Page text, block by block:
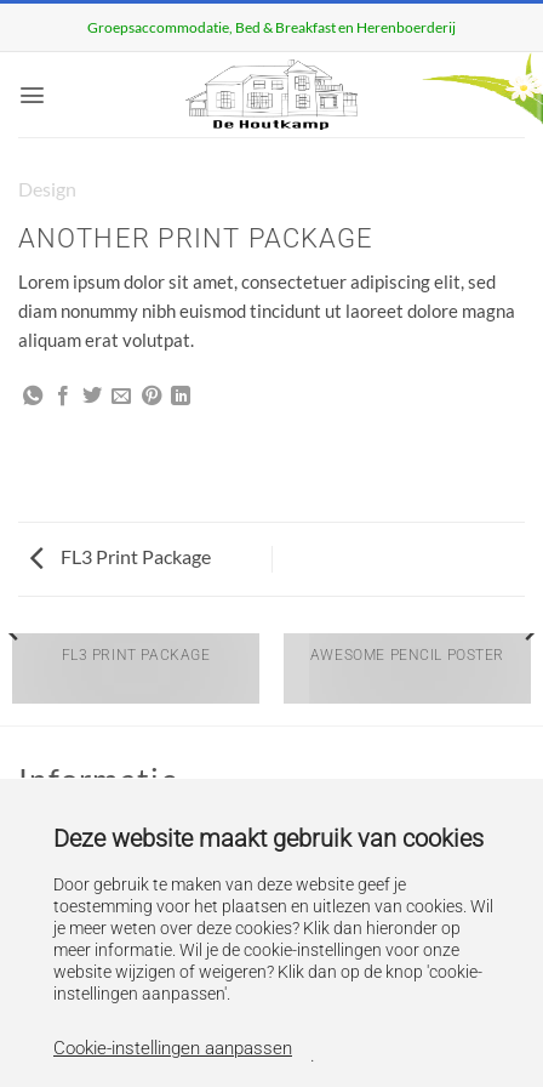
Groepsaccommodatie, Bed & Breakfast en Herenboerderij
Design
ANOTHER PRINT PACKAGE
Lorem ipsum dolor sit amet, consectetuer adipiscing elit, sed
diam nonummy nibh euismod tincidunt ut laoreet dolore magna
aliquam erat volutpat.
FL3 Print Package
FL3 PRINT PACKAGE AWESOME PENCIL POSTER
Informatie
Bed & Breakfast
Groepsaccomodatie
Herenboerderij
Last Minute reserveren
Omgeving
Algemeen
Huisregels
Deze website maakt gebruik van cookies
Door gebruik te maken van deze website geef je
toestemming voor het plaatsen en uitlezen van cookies. Wil
je meer weten over deze cookies? Klik dan hieronder op
meer informatie. Wil je de cookie-instellingen voor onze
website wijzigen of weigeren? Klik dan op de knop 'cookie-
instellingen aanpassen'.
Cookie-instellingen aanpassen .